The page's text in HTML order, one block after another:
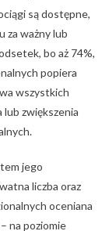
są dostępne,
za ważny lub
bo aż 74%,
popiera
wszystkich
zwiększenia
jego
liczba oraz
oceniana
na poziomie